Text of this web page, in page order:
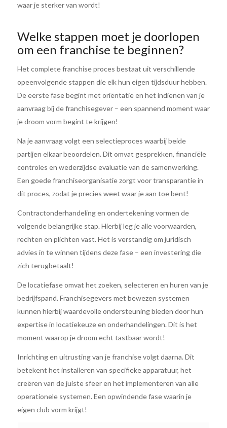
waar je sterker van wordt!
Welke stappen moet je doorlopen
om een franchise te beginnen?
Het complete franchise proces bestaat uit verschillende
opeenvolgende stappen die elk hun eigen tijdsduur hebben.
De eerste fase begint met oriëntatie en het indienen van je
aanvraag bij de franchisegever – een spannend moment waar
je droom vorm begint te krijgen!
Na je aanvraag volgt een selectieproces waarbij beide
partijen elkaar beoordelen. Dit omvat gesprekken, financiële
controles en wederzijdse evaluatie van de samenwerking.
Een goede franchiseorganisatie zorgt voor transparantie in
dit proces, zodat je precies weet waar je aan toe bent!
Contractonderhandeling en ondertekening vormen de
volgende belangrijke stap. Hierbij leg je alle voorwaarden,
rechten en plichten vast. Het is verstandig om juridisch
advies in te winnen tijdens deze fase – een investering die
zich terugbetaalt!
De locatiefase omvat het zoeken, selecteren en huren van je
bedrijfspand. Franchisegevers met bewezen systemen
kunnen hierbij waardevolle ondersteuning bieden door hun
expertise in locatiekeuze en onderhandelingen. Dit is het
moment waarop je droom echt tastbaar wordt!
Inrichting en uitrusting van je franchise volgt daarna. Dit
betekent het installeren van specifieke apparatuur, het
creëren van de juiste sfeer en het implementeren van alle
operationele systemen. Een opwindende fase waarin je
eigen club vorm krijgt!